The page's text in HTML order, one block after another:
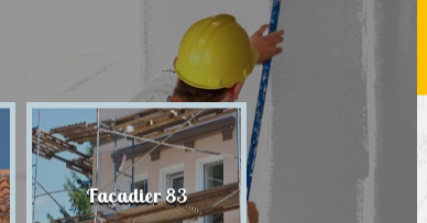
Façadier 83 Nettoyage de